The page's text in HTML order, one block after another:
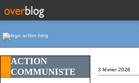
ACTION
COMMUNISTE
3 février 2026